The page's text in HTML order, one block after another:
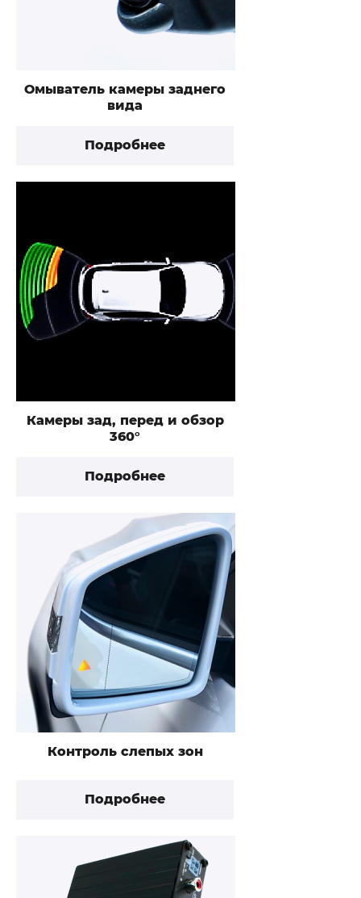
Омыватель камеры заднего
вида
Подробнее
Камеры зад, перед и обзор
360°
Подробнее
Контроль слепых зон
Подробнее